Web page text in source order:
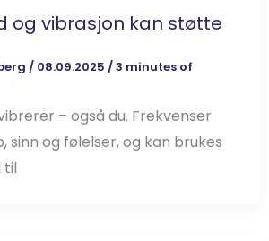
og vibrasjon kan støtte
/ 08.09.2025 /3 minutes of
– også du. Frekvenser
sinn og følelser, og kan brukes
til